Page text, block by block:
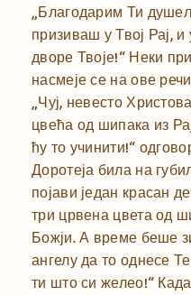
„Благодарим Ти
призиваш у Твој Рај,
дворе Твоје!“ Неки
насмеје се на ове
„Чуј, невесто
цвећа од шипака из
ћу то учинити!“
Доротеја била на
појави један красан
три црвена цвета од
Божји. А време беше
ангелу да то однесе
ти што си желео!“